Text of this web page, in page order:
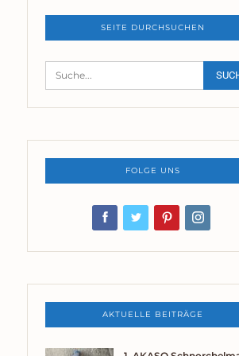
SEITE DURCHSUCHEN
FOLGE UNS
AKTUELLE BEITRÄGE